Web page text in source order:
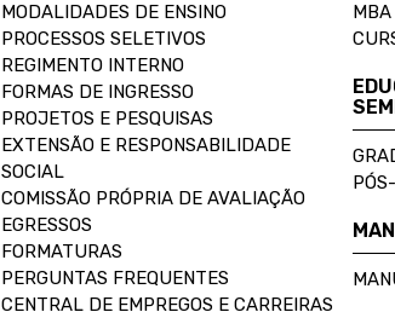
MODALIDADES DE ENSINO
PROCESSOS SELETIVOS
REGIMENTO INTERNO
FORMAS DE INGRESSO
PROJETOS E PESQUISAS
EXTENSÃO E RESPONSABILIDADE
SOCIAL
COMISSÃO PRÓPRIA DE AVALIAÇÃO
EGRESSOS
FORMATURAS
PERGUNTAS FREQUENTES
CENTRAL DE EMPREGOS E CARREIRAS